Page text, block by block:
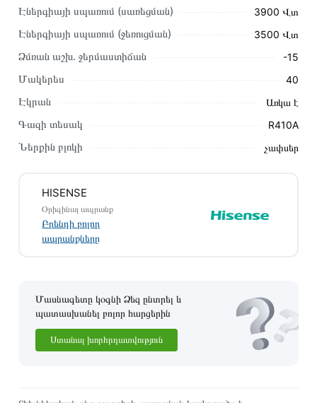
կոնտակտային համարներին։
Կայքում տվյալ ապրանքի՝ Օդորակիչ HISENSE AST-
12UW4SVETG15 WIFI առաքման և վճարման պայմանները
կկապվեն ձեզ հետ՝ համաձայնեցնելու առաքման
պայմանները։ Նախքան առցանց պատվեր տեղադրելը,
խորհուրդ ենք տալիս կարդալ նկարագրությունը,
Տվյալ ապրանքը սետիֆիկացված է և համպատասխանում է
կատարվում է 14 օրվա ընթացքում:
Էներգիայի սպառում (սառեցման) 3900 Վտ
Էներգիայի սպառում (ջեռուցման) 3500 Վտ
Ձմռան աշխ․ ջերմաստիճան -15
Մակերես 40
Էկրան Առկա է
Գազի տեսակ R410A
Ներքին բլոկի չափսեր
HISENSE
Օրիգինալ ապրանք
Բրենդի բոլոր
ապրանքները
Մասնագետը կօգնի Ձեզ ընտրել և
պատասխանել բոլոր հարցերին
Ստանալ խորհրդատվություն